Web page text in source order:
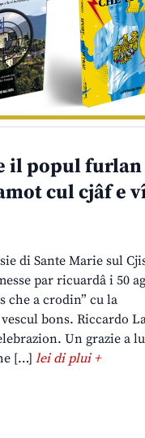
il popul
cul cjâf e
di Sante Marie sul
par ricuardâ i 50
che a crodin” cu la
bons. Riccardo
Un grazie a
[…] lei di plui +